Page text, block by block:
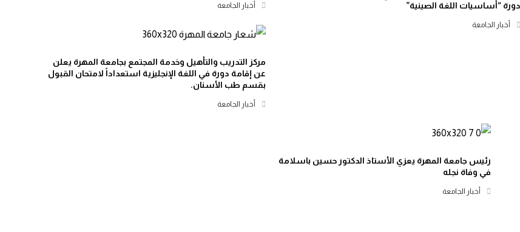
دورة “أساسيات اللغة الصينية”
أخبار الجامعة
أخبار الجامعة
مركز التدريب والتأهيل وخدمة المجتمع بجامعة المهرة يعلن
عن إقامة دورة في اللغة الإنجليزية استعداداً لامتحان القبول
بقسم طب الأسنان.
أخبار الجامعة
رئيس جامعة المهرة يعزي الأستاذ الدكتور حسين باسلامة
في وفاة نجله
أخبار الجامعة